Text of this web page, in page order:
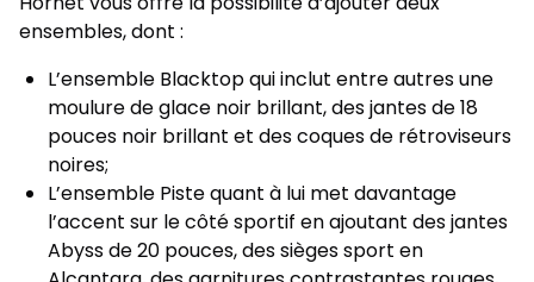
ensembles, dont :
L’ensemble Blacktop qui inclut entre autres une
moulure de glace noir brillant, des jantes de 18
pouces noir brillant et des coques de rétroviseurs
noires;
L’ensemble Piste quant à lui met davantage
l’accent sur le côté sportif en ajoutant des jantes
Abyss de 20 pouces, des sièges sport en